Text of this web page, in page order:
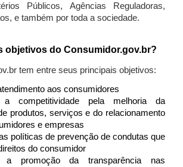
Públicos, Agências Reguladoras,
e também por toda a sociedade.
objetivos do Consumidor.gov.br?
tem entre seus principais objetivos:
aos consumidores
a competitividade pela melhoria da
produtos, serviços e do relacionamento
e empresas
políticas de prevenção de condutas que
do consumidor
a promoção da transparência nas